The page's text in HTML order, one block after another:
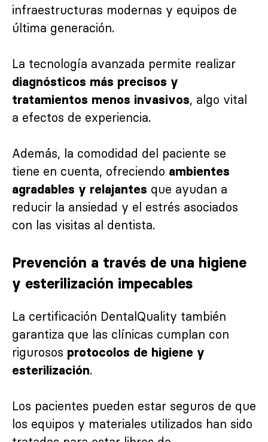
infraestructuras modernas y equipos de
última generación.
La tecnología avanzada permite realizar
diagnósticos más precisos y
tratamientos menos invasivos, algo vital
a efectos de experiencia.
Además, la comodidad del paciente se
tiene en cuenta, ofreciendo ambientes
agradables y relajantes que ayudan a
reducir la ansiedad y el estrés asociados
con las visitas al dentista.
Prevención a través de una higiene
y esterilización impecables
La certificación DentalQuality también
garantiza que las clínicas cumplan con
rigurosos protocolos de higiene y
esterilización.
Los pacientes pueden estar seguros de que
los equipos y materiales utilizados han sido